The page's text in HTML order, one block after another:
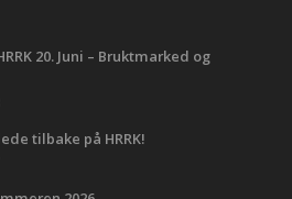
20. Juni – Bruktmarked og
tilbake på HRRK!